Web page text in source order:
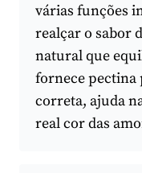
várias funções
realçar o sabor
natural que
fornece pectina
correta, ajuda
real cor das